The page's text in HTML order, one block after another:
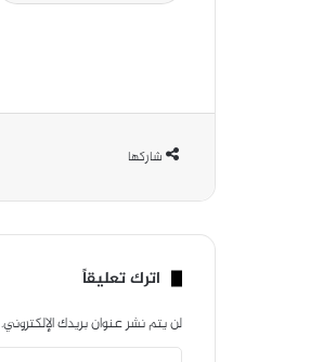
شاركها
اترك تعليقاً
لن يتم نشر عنوان بريدك الإلكتروني.